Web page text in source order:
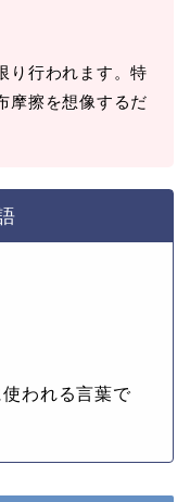
り行われます。特
摩擦を想像するだ
われる言葉で